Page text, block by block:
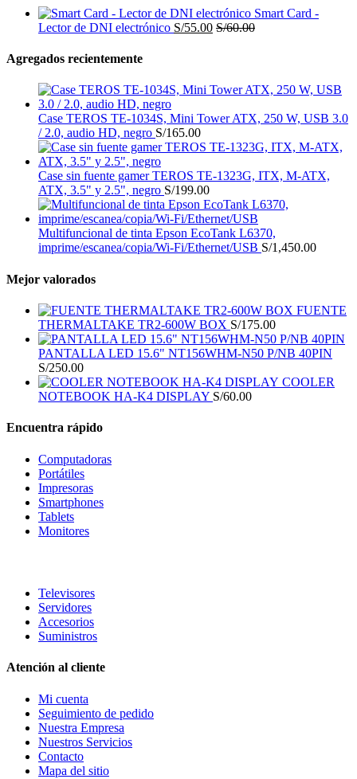
Smart Card -
Lector de DNI electrónico S/55.00 S/60.00
Agregados recientemente
Case TEROS TE-1034S, Mini Tower ATX, 250 W, USB 3.0
/ 2.0, audio HD, negro S/165.00
Case sin fuente gamer TEROS TE-1323G, ITX, M-ATX,
ATX, 3.5" y 2.5", negro S/199.00
Multifuncional de tinta Epson EcoTank L6370,
imprime/escanea/copia/Wi-Fi/Ethernet/USB S/1,450.00
Mejor valorados
FUENTE
THERMALTAKE TR2-600W BOX S/175.00
PANTALLA LED 15.6" NT156WHM-N50 P/NB 40PIN
S/250.00
COOLER
NOTEBOOK HA-K4 DISPLAY S/60.00
Encuentra rápido
Computadoras
Portátiles
Impresoras
Smartphones
Tablets
Monitores
Televisores
Servidores
Accesorios
Suministros
Atención al cliente
Mi cuenta
Seguimiento de pedido
Nuestra Empresa
Nuestros Servicios
Contacto
Mapa del sitio